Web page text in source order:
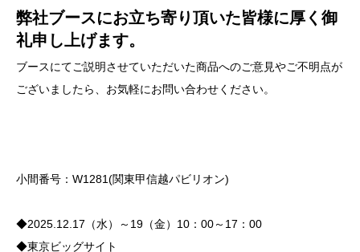
弊社ブースにお立ち寄り頂いた皆様に厚く御
礼申し上げます。
ブースにてご説明させていただいた商品へのご意見やご不明点が
ございましたら、お気軽にお問い合わせください。
小間番号：W1281(関東甲信越パビリオン)
◆2025.12.17（水）～19（金）10：00～17：00
◆東京ビッグサイト